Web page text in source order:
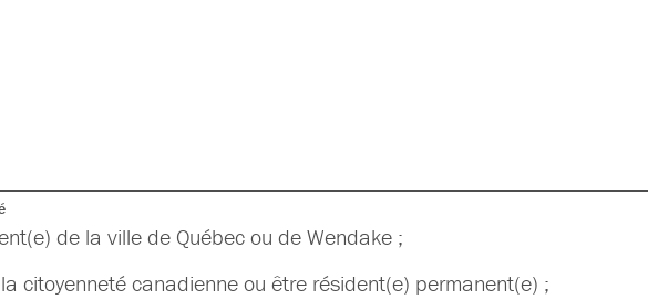
de la ville de Québec ou de Wendake ;
citoyenneté canadienne ou être résident(e) permanent(e) ;